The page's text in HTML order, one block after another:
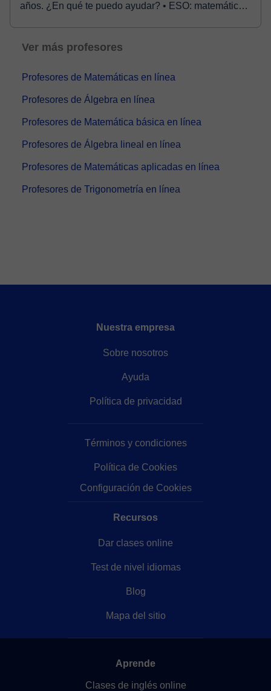
años. ¿En qué te puedo ayudar? • ESO: matemáticas,
Ver más profesores
Profesores de Matemáticas en línea
Profesores de Álgebra en línea
Profesores de Matemática básica en línea
Profesores de Álgebra lineal en línea
Profesores de Matemáticas aplicadas en línea
Profesores de Trigonometría en línea
Nuestra empresa
Sobre nosotros
Ayuda
Política de privacidad
Términos y condiciones
Política de Cookies
Configuración de Cookies
Recursos
Dar clases online
Test de nivel idiomas
Blog
Mapa del sitio
Aprende
Clases de inglés online